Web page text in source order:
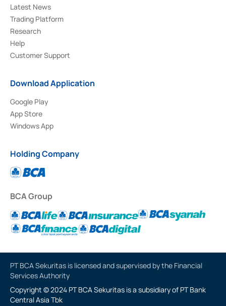
Latest News
Trading Platform
Research
Help
Customer Support
Download Application
Google Play
App Store
Windows App
Holding Company
BCA Group
PT BCA Sekuritas is licensed and supervised by the Financial
Services Authority
Copyright © 2024 PT BCA Sekuritas is a subsidiary of PT Bank
Central Asia Tbk